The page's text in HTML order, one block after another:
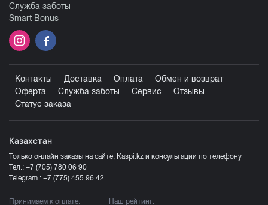
Служба заботы
Smart Bonus
Контакты Доставка Оплата
Обмен и возврат
Оферта
Служба заботы Сервис
Отзывы
Статус заказа
Казахстан
Только онлайн заказы на сайте, Kaspi.kz и консультации по телефону
Тел.: +7 (705) 780 06 90
Telegram.: +7 (775) 455 96 42
Принимаем к оплате: Наш рейтинг: